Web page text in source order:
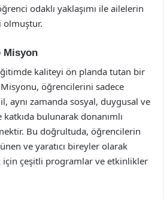
odaklı yaklaşımı ile ailelerin
olmuştur.
Misyon
kaliteyi ön planda tutan bir
Misyonu, öğrencilerini sadece
aynı zamanda sosyal, duygusal ve
bulunarak donanımlı
Bu doğrultuda, öğrencilerin
ve yaratıcı bireyler olarak
çeşitli programlar ve etkinlikler